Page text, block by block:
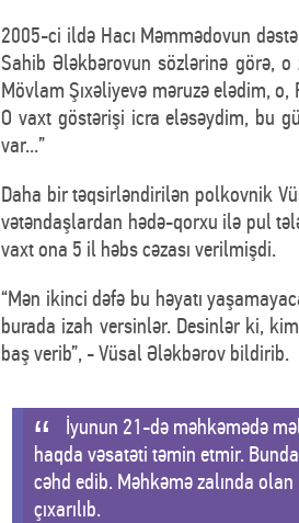
2005-ci ildə Hacı Məmmədovun
Sahib Ələkbərovun sözlərinə görə,
Mövlam Şıxəliyevə məruzə elədim,
O vaxt göstərişi icra eləsəydim, bu
var...”
Daha bir təqsirləndirilən polkovnik
vətəndaşlardan hədə-qorxu ilə pul
vaxt ona 5 il həbs cəzası verilmişdi.
“Mən ikinci dəfə bu həyatı
burada izah versinlər. Desinlər ki,
baş verib”, - Vüsal Ələkbərov bildirib.
İyunun 21-də məhkəmədə
haqda vəsatəti təmin etmir.
cəhd edib. Məhkəmə zalında
çıxarılıb.